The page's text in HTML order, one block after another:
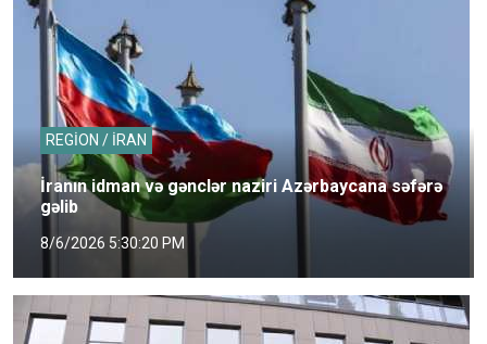
REGİON / İRAN
İranın idman və gənclər naziri Azərbaycana səfərə
gəlib
8/6/2026 5:30:20 PM